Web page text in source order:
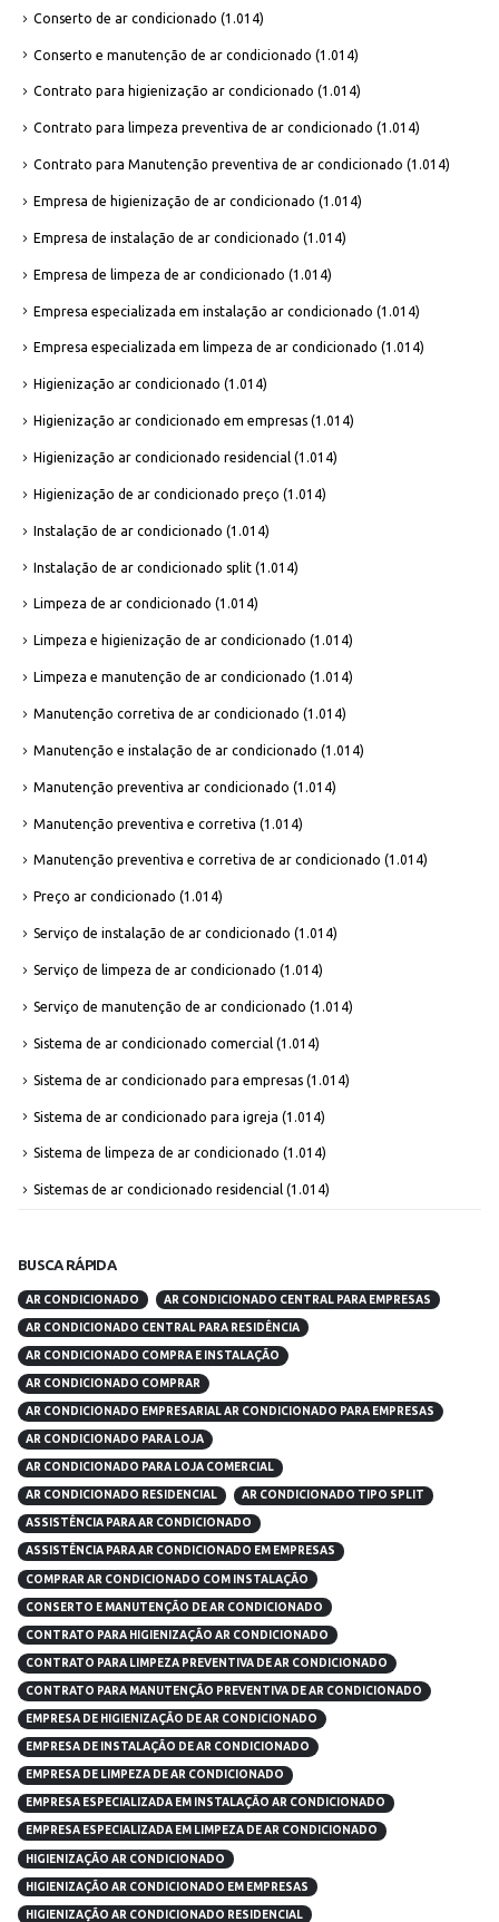
Conserto de ar condicionado (1.014)
Conserto e manutenção de ar condicionado (1.014)
Contrato para higienização ar condicionado (1.014)
Contrato para limpeza preventiva de ar condicionado (1.014)
Contrato para Manutenção preventiva de ar condicionado (1.014)
Empresa de higienização de ar condicionado (1.014)
Empresa de instalação de ar condicionado (1.014)
Empresa de limpeza de ar condicionado (1.014)
Empresa especializada em instalação ar condicionado (1.014)
Empresa especializada em limpeza de ar condicionado (1.014)
Higienização ar condicionado (1.014)
Higienização ar condicionado em empresas (1.014)
Higienização ar condicionado residencial (1.014)
Higienização de ar condicionado preço (1.014)
Instalação de ar condicionado (1.014)
Instalação de ar condicionado split (1.014)
Limpeza de ar condicionado (1.014)
Limpeza e higienização de ar condicionado (1.014)
Limpeza e manutenção de ar condicionado (1.014)
Manutenção corretiva de ar condicionado (1.014)
Manutenção e instalação de ar condicionado (1.014)
Manutenção preventiva ar condicionado (1.014)
Manutenção preventiva e corretiva (1.014)
Manutenção preventiva e corretiva de ar condicionado (1.014)
Preço ar condicionado (1.014)
Serviço de instalação de ar condicionado (1.014)
Serviço de limpeza de ar condicionado (1.014)
Serviço de manutenção de ar condicionado (1.014)
Sistema de ar condicionado comercial (1.014)
Sistema de ar condicionado para empresas (1.014)
Sistema de ar condicionado para igreja (1.014)
Sistema de limpeza de ar condicionado (1.014)
Sistemas de ar condicionado residencial (1.014)
BUSCA RÁPIDA
AR CONDICIONADO AR CONDICIONADO CENTRAL PARA EMPRESAS
AR CONDICIONADO CENTRAL PARA RESIDÊNCIA
AR CONDICIONADO COMPRA E INSTALAÇÃO
AR CONDICIONADO COMPRAR
AR CONDICIONADO EMPRESARIAL AR CONDICIONADO PARA EMPRESAS
AR CONDICIONADO PARA LOJA
AR CONDICIONADO PARA LOJA COMERCIAL
AR CONDICIONADO RESIDENCIAL AR CONDICIONADO TIPO SPLIT
ASSISTÊNCIA PARA AR CONDICIONADO
ASSISTÊNCIA PARA AR CONDICIONADO EM EMPRESAS
COMPRAR AR CONDICIONADO COM INSTALAÇÃO
CONSERTO E MANUTENÇÃO DE AR CONDICIONADO
CONTRATO PARA HIGIENIZAÇÃO AR CONDICIONADO
CONTRATO PARA LIMPEZA PREVENTIVA DE AR CONDICIONADO
CONTRATO PARA MANUTENÇÃO PREVENTIVA DE AR CONDICIONADO
EMPRESA DE HIGIENIZAÇÃO DE AR CONDICIONADO
EMPRESA DE INSTALAÇÃO DE AR CONDICIONADO
EMPRESA DE LIMPEZA DE AR CONDICIONADO
EMPRESA ESPECIALIZADA EM INSTALAÇÃO AR CONDICIONADO
EMPRESA ESPECIALIZADA EM LIMPEZA DE AR CONDICIONADO
HIGIENIZAÇÃO AR CONDICIONADO
HIGIENIZAÇÃO AR CONDICIONADO EM EMPRESAS
HIGIENIZAÇÃO AR CONDICIONADO RESIDENCIAL